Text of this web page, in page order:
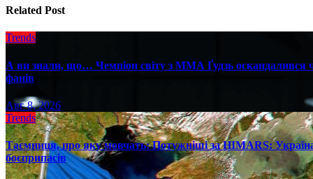
Related Post
Trends
А ви знали, що… Чемпіон світу з ММА Ґудзь оскандалився
фанів
Авг 8, 2026
Trends
Таємниця, про яку мовчать: Потужніші за HIMARS:
боєприпасів